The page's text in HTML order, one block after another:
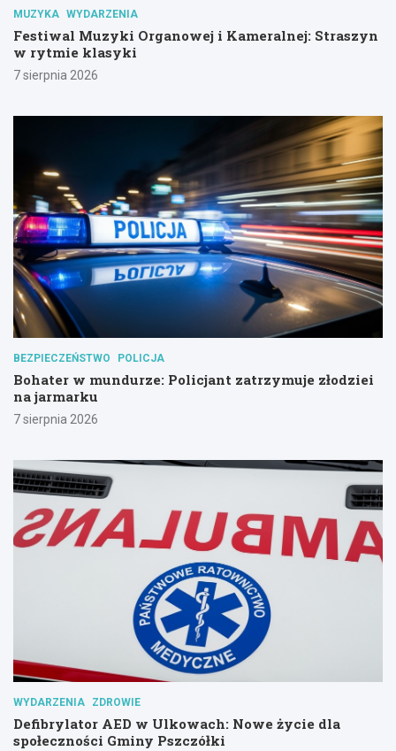
MUZYKA WYDARZENIA
Festiwal Muzyki Organowej i Kameralnej: Straszyn
w rytmie klasyki
7 sierpnia 2026
BEZPIECZEŃSTWO POLICJA
Bohater w mundurze: Policjant zatrzymuje złodziei
na jarmarku
7 sierpnia 2026
WYDARZENIA ZDROWIE
Defibrylator AED w Ulkowach: Nowe życie dla
społeczności Gminy Pszczółki